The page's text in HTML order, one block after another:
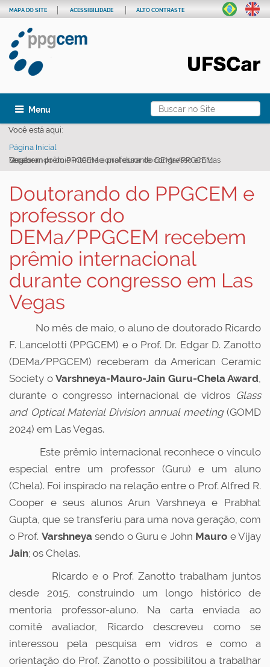
Busca
Busca Avançada…
MAPA DO SITE ACESSIBILIDADE ALTO CONTRASTE
Toggle navigation
Você está aqui:
Página Inicial
Doutorando do PPGCEM e professor do DEMa/PPGCEM recebem prêmio internacional durante congresso em Las Vegas
Doutorando do PPGCEM e
professor do
DEMa/PPGCEM recebem
prêmio internacional
durante congresso em Las
Vegas
No mês de maio, o aluno de doutorado Ricardo
F. Lancelotti (PPGCEM) e o Prof. Dr. Edgar D. Zanotto
(DEMa/PPGCEM) receberam da American Ceramic
Society o Varshneya-Mauro-Jain Guru-Chela Award,
durante o congresso internacional de vidros Glass
and Optical Material Division annual meeting(GOMD
2024) em Las Vegas.
Este prêmio internacional reconhece o vínculo
especial entre um professor (Guru) e um aluno
(Chela). Foi inspirado na relação entre o Prof. Alfred R.
Cooper e seus alunos Arun Varshneya e Prabhat
Gupta, que se transferiu para uma nova geração, com
o Prof. Varshneyasendo o Guru e John Mauro e Vijay
Jain; os Chelas.
Ricardo e o Prof. Zanotto trabalham juntos
desde 2015, construindo um longo histórico de
mentoria professor-aluno. Na carta enviada ao
comitê avaliador, Ricardo descreveu como se
interessou pela pesquisa em vidros e como a
orientação do Prof. Zanotto o possibilitou a trabalhar